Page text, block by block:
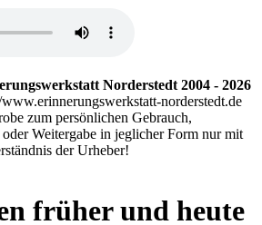
Norderstedt 2004 - 2026
norderstedt.de
zum persönlichen Gebrauch,
Weitergabe in jeglicher Form nur mit
der Urheber!
früher und heute